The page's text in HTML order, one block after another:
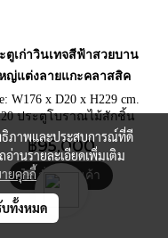
ตูเก่าวินเทจสีฟ้าสวยบาน
ญ่แต่งลายแกะคลาสสิค
W176 x D20 x H229 cm.
ประตูโบราณไม้สักชิ้น
วงกบส่วนบนแต่งลายแกะ
ลายลึก บนบานแต่งแถบ
และหมุดเหล็ก มาพร้อมมือ
จับดั้งเดิมชิ้นหนา
฿95,000
สั่งซื้อสินค้า
ธิภาพและประสบการณ์ที่ดี
อ่านรายละเอียดเพิ่มเติม
ยคุกกี้
ทั้งหมด